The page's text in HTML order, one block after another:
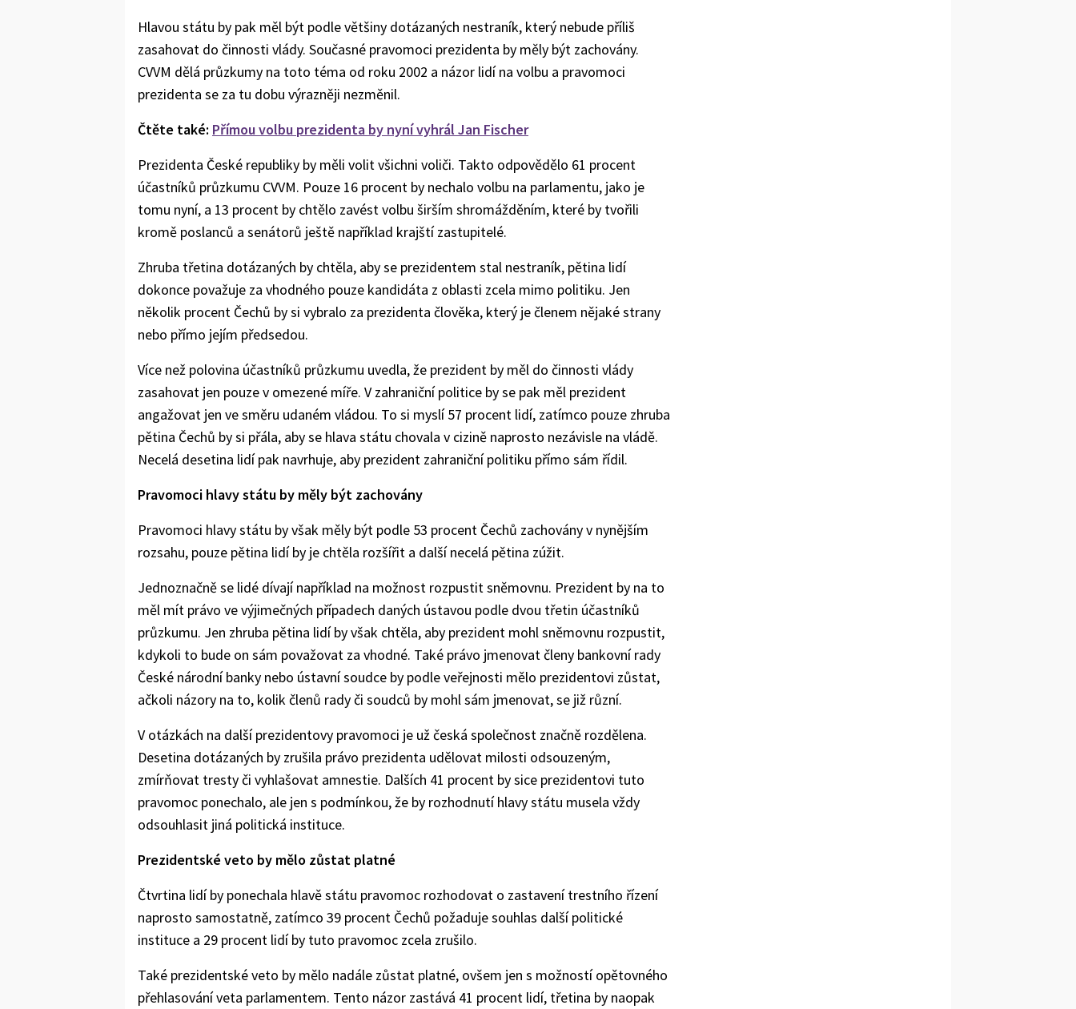
Hlavou státu by pak měl být podle většiny dotázaných nestraník, který nebude příliš
zasahovat do činnosti vlády. Současné pravomoci prezidenta by měly být zachovány.
CVVM dělá průzkumy na toto téma od roku 2002 a názor lidí na volbu a pravomoci
prezidenta se za tu dobu výrazněji nezměnil.
Čtěte také: Přímou volbu prezidenta by nyní vyhrál Jan Fischer
Prezidenta České republiky by měli volit všichni voliči. Takto odpovědělo 61 procent
účastníků průzkumu CVVM. Pouze 16 procent by nechalo volbu na parlamentu, jako je
tomu nyní, a 13 procent by chtělo zavést volbu širším shromážděním, které by tvořili
kromě poslanců a senátorů ještě například krajští zastupitelé.
Zhruba třetina dotázaných by chtěla, aby se prezidentem stal nestraník, pětina lidí
dokonce považuje za vhodného pouze kandidáta z oblasti zcela mimo politiku. Jen
několik procent Čechů by si vybralo za prezidenta člověka, který je členem nějaké strany
nebo přímo jejím předsedou.
Více než polovina účastníků průzkumu uvedla, že prezident by měl do činnosti vlády
zasahovat jen pouze v omezené míře. V zahraniční politice by se pak měl prezident
angažovat jen ve směru udaném vládou. To si myslí 57 procent lidí, zatímco pouze zhruba
pětina Čechů by si přála, aby se hlava státu chovala v cizině naprosto nezávisle na vládě.
Necelá desetina lidí pak navrhuje, aby prezident zahraniční politiku přímo sám řídil.
Pravomoci hlavy státu by měly být zachovány
Pravomoci hlavy státu by však měly být podle 53 procent Čechů zachovány v nynějším
rozsahu, pouze pětina lidí by je chtěla rozšířit a další necelá pětina zúžit.
Jednoznačně se lidé dívají například na možnost rozpustit sněmovnu. Prezident by na to
měl mít právo ve výjimečných případech daných ústavou podle dvou třetin účastníků
průzkumu. Jen zhruba pětina lidí by však chtěla, aby prezident mohl sněmovnu rozpustit,
kdykoli to bude on sám považovat za vhodné. Také právo jmenovat členy bankovní rady
České národní banky nebo ústavní soudce by podle veřejnosti mělo prezidentovi zůstat,
ačkoli názory na to, kolik členů rady či soudců by mohl sám jmenovat, se již různí.
V otázkách na další prezidentovy pravomoci je už česká společnost značně rozdělena.
Desetina dotázaných by zrušila právo prezidenta udělovat milosti odsouzeným,
zmírňovat tresty či vyhlašovat amnestie. Dalších 41 procent by sice prezidentovi tuto
pravomoc ponechalo, ale jen s podmínkou, že by rozhodnutí hlavy státu musela vždy
odsouhlasit jiná politická instituce.
Prezidentské veto by mělo zůstat platné
Čtvrtina lidí by ponechala hlavě státu pravomoc rozhodovat o zastavení trestního řízení
naprosto samostatně, zatímco 39 procent Čechů požaduje souhlas další politické
instituce a 29 procent lidí by tuto pravomoc zcela zrušilo.
Také prezidentské veto by mělo nadále zůstat platné, ovšem jen s možností opětovného
přehlasování veta parlamentem. Tento názor zastává 41 procent lidí, třetina by naopak